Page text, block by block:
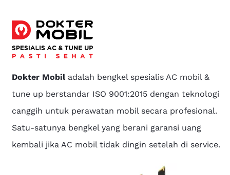
Dokter Mobiladalah bengkel spesialis AC mobil &
tune up berstandar ISO 9001:2015 dengan teknologi
canggih untuk perawatan mobil secara profesional.
Satu-satunya bengkel yang berani garansi uang
kembali jika AC mobil tidak dingin setelah di service.